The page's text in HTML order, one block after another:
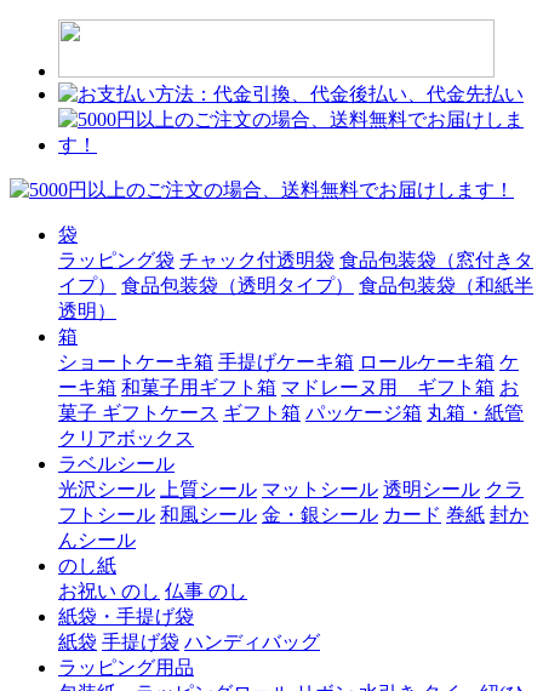
袋
ラッピング袋 チャック付透明袋 食品包装袋（窓付きタ
イプ）
食品包装袋（透明タイプ）
食品包装袋（和紙半
透明）
箱
ショートケーキ箱 手提げケーキ箱 ロールケーキ箱 ケ
ーキ箱 和菓子用ギフト箱 マドレーヌ用 ギフト箱 お
菓子 ギフトケース ギフト箱 パッケージ箱 丸箱・紙管
クリアボックス
ラベルシール
光沢シール
上質シール マットシール 透明シール クラ
フトシール 和風シール 金・銀シール カード 巻紙 封か
んシール
のし紙
お祝い のし 仏事 のし
紙袋・手提げ袋
紙袋 手提げ袋 ハンディバッグ
ラッピング用品